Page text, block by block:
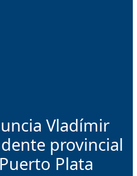
Vladímir
provincial
Plata